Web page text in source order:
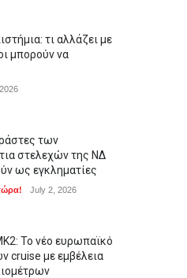
τι αλλάζει με
μπορούν να
των
στελεχών της ΝΔ
ως εγκληματίες
July 2, 2026
Το νέο ευρωπαϊκό
cruise με εμβέλεια